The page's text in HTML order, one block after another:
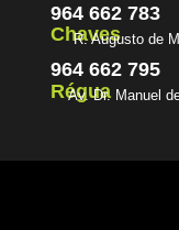
Chaves
R. Augusto de
964 662 783
Régua
Av. Dr. Manuel
964 662 795